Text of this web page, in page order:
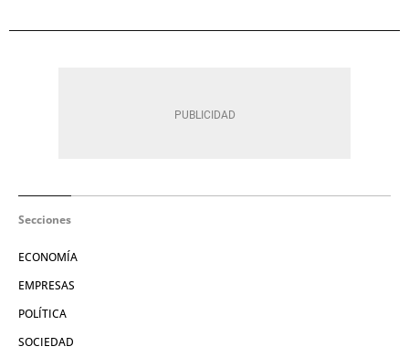
Secciones
ECONOMÍA
EMPRESAS
POLÍTICA
SOCIEDAD